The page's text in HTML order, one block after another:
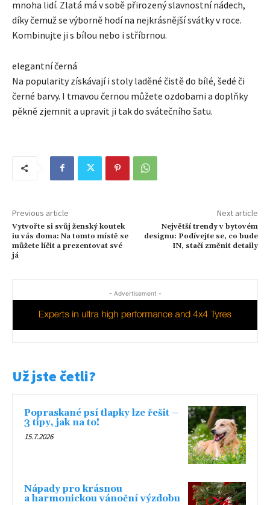
mnoha lidí. Zlatá má v sobě přirozený slavnostní nádech,
díky čemuž se výborně hodí na nejkrásnější svátky v roce.
Kombinujte ji s bílou nebo i stříbrnou.
elegantní černá
Na popularity získávají i stoly laděné čistě do bílé, šedé či
černé barvy. I tmavou černou můžete ozdobami a doplňky
pěkně zjemnit a upravit ji tak do svátečního šatu.
Previous article
Vytvořte si svůj ženský koutek
iu vás doma: Na tomto místě se
můžete líčit a prezentovat své
já
Next article
Největší trendy v bytovém
designu: Podívejte se, co bude
IN, stačí změnit detaily
- Advertisement -
Už jste četli?
Popraskané psí tlapky lze řešit –
3 tipy, jak na to!
15.7.2026
Nápady pro krásnou
a harmonickou vánoční výzdobu